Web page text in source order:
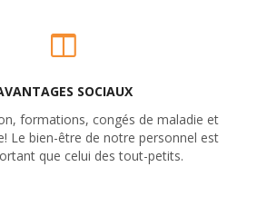
SOCIAUX
formations, congés de maladie et
Le bien-être de notre personnel est
que celui des tout-petits.